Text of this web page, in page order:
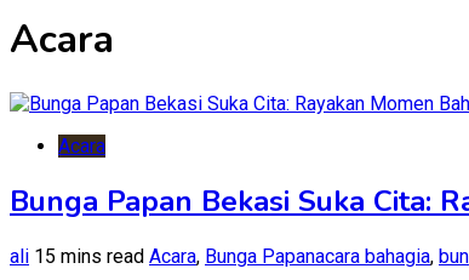
Acara
Acara
Bunga Papan Bekasi Suka Cita:
ali 15 mins read Acara, Bunga Papanacara bahagia,